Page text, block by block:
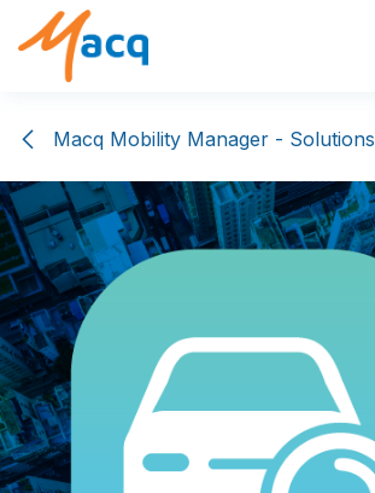
Overslaan naar inhoud
Macq Mobility Manager - Solutions